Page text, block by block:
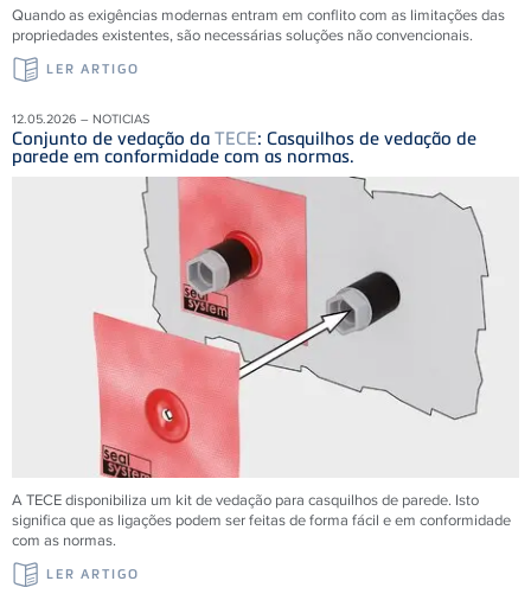
Quando as exigências modernas entram em conflito com as limitações das
propriedades existentes, são necessárias soluções não convencionais.
LER ARTIGO
12.05.2026 – NOTICIAS
Conjunto de vedação da TECE: Casquilhos de vedação de
parede em conformidade com as normas.
A TECE disponibiliza um kit de vedação para casquilhos de parede. Isto
significa que as ligações podem ser feitas de forma fácil e em conformidade
com as normas.
LER ARTIGO